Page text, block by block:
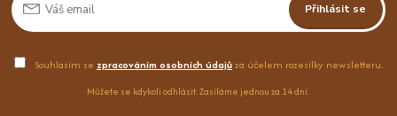
Přihlásit se
Souhlasím se zpracováním osobních údajůza účelem rozesílky newsletteru.
Můžete se kdykoli odhlásit. Zasíláme jednou za 14 dní.